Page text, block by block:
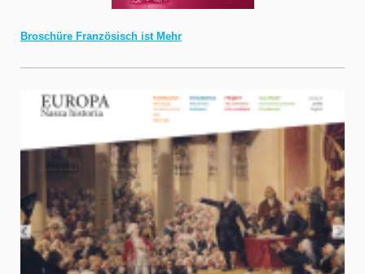
Broschüre Französisch ist Mehr